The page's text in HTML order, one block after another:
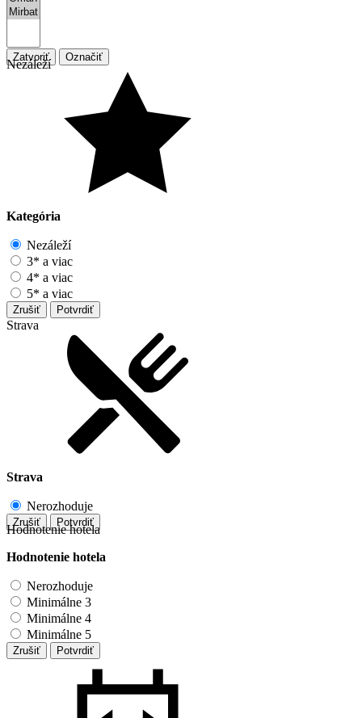
Zatvoriť Označiť
Nezáleží
Kategória
Nezáleží
3* a viac
4* a viac
5* a viac
Zrušiť Potvrdiť
Strava
Strava
Nerozhoduje
Zrušiť Potvrdiť
Hodnotenie hotela
Hodnotenie hotela
Nerozhoduje
Minimálne 3
Minimálne 4
Minimálne 5
Zrušiť Potvrdiť